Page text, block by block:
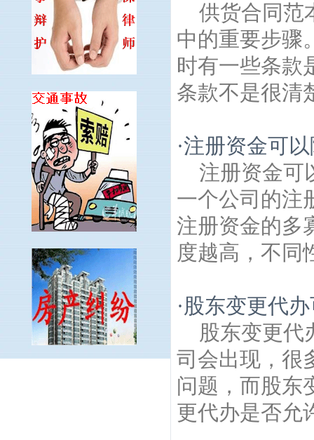
供货合同范
中的重要步骤
时有一些条款
条款不是很清
·注册资金可
注册资金可
一个公司的注
注册资金的多
度越高，不同
·股东变更代
股东变更代
司会出现，很
问题，而股东
更代办是否允